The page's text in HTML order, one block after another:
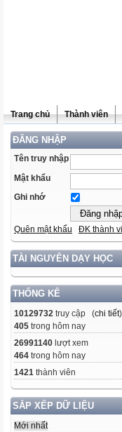
Trang chủ Thành viên
ĐĂNG NHẬP
Tên truy nhập
Mật khẩu
Ghi nhớ
Quên mật khẩu ĐK thành
TÀI NGUYÊN DẠY HỌC
THỐNG KÊ
10129732 truy cập (chi tiết)
405 trong hôm nay
26991140 lượt xem
464 trong hôm nay
1421 thành viên
SẮP XẾP DỮ LIỆU
Mới nhất